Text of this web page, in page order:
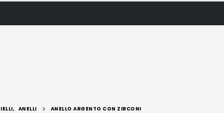
, ANELLI ANELLO ARGENTO CON ZIRCONI